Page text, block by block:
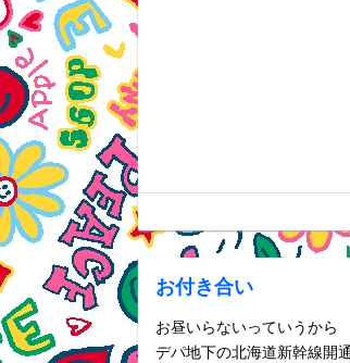
お付き合い
お昼いらないっていうから
デパ地下の北海道新幹線開